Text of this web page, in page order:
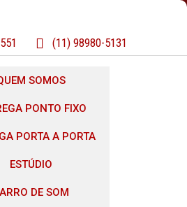
(11) 98980-5131
SOMOS
PONTO FIXO
PORTA A PORTA
ESTÚDIO
DE SOM